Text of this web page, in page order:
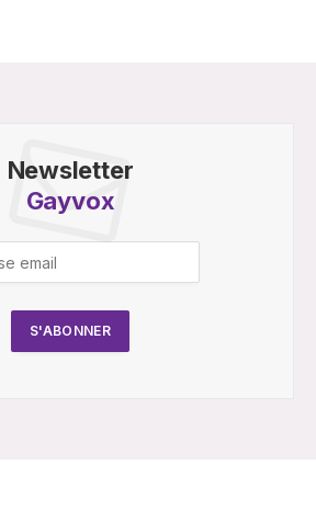
Newsletter
Gayvox